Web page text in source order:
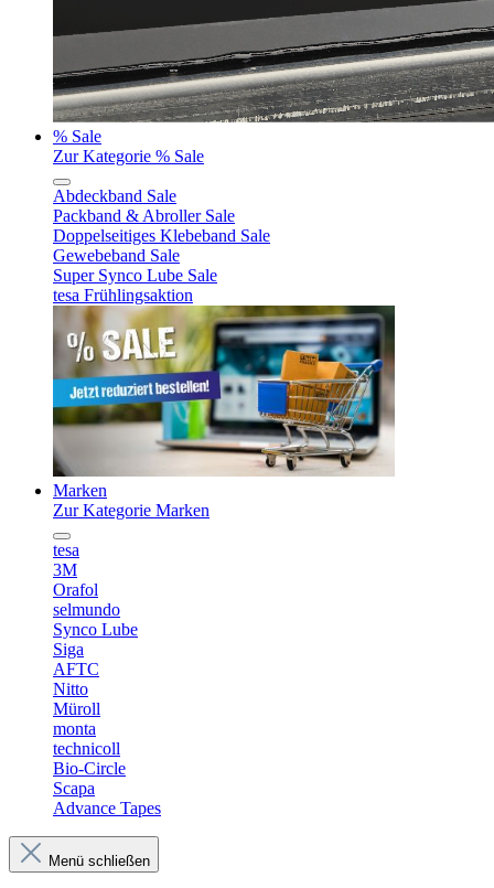
% Sale
Zur Kategorie % Sale
Abdeckband Sale
Packband & Abroller Sale
Doppelseitiges Klebeband Sale
Gewebeband Sale
Super Synco Lube Sale
tesa Frühlingsaktion
Marken
Zur Kategorie Marken
tesa
3M
Orafol
selmundo
Synco Lube
Siga
AFTC
Nitto
Müroll
monta
technicoll
Bio-Circle
Scapa
Advance Tapes
Menü schließen